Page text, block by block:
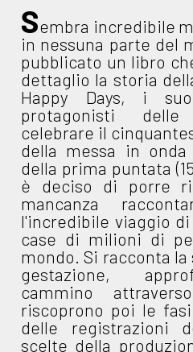
Sembra incredibile
in nessuna parte del
pubblicato un libro
dettaglio la storia
Happy Days, i
protagonisti
celebrare il
della messa in
della prima puntata
è deciso di porre
mancanza
l'incredibile viaggio di
case di milioni di
mondo. Si racconta la
gestazione,
cammino
riscoprono poi le
delle registrazioni
scelte della